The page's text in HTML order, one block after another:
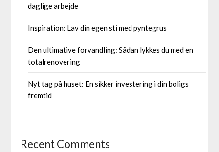
daglige arbejde
Inspiration: Lav din egen sti med pyntegrus
Den ultimative forvandling: Sådan lykkes du med en
totalrenovering
Nyt tag på huset: En sikker investering i din boligs
fremtid
Recent Comments